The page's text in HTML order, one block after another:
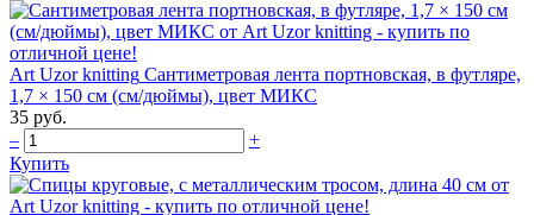
Art Uzor knitting Сантиметровая лента портновская, в футляре,
1,7 × 150 см (см/дюймы), цвет МИКС
35 руб.
–
+
Купить